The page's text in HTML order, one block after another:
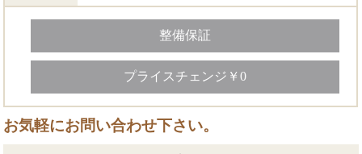
整備保証
プライスチェンジ￥0
お気軽にお問い合わせ下さい。